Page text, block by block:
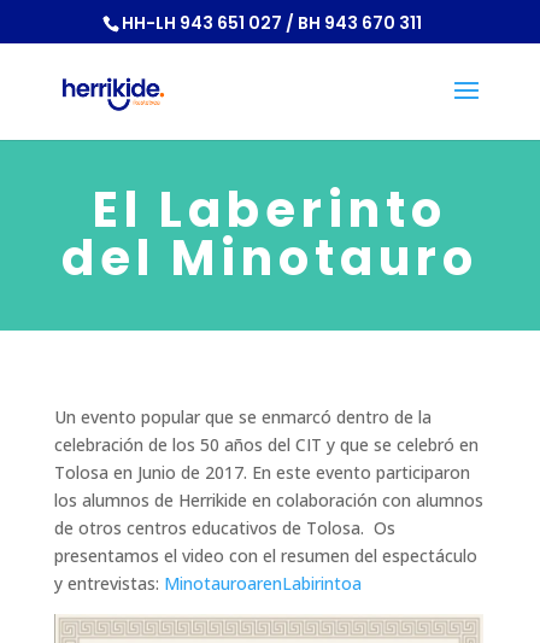
HH-LH 943 651 027 / BH 943 670 311
El Laberinto
del Minotauro
Un evento popular que se enmarcó dentro de la
celebración de los 50 años del CIT y que se celebró en
Tolosa en Junio de 2017. En este evento participaron
los alumnos de Herrikide en colaboración con alumnos
de otros centros educativos de Tolosa. Os
presentamos el video con el resumen del espectáculo
y entrevistas: MinotauroarenLabirintoa